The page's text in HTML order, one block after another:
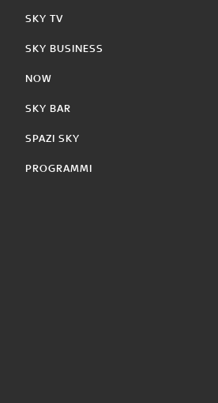
SKY TV
SKY BUSINESS
NOW
SKY BAR
SPAZI SKY
PROGRAMMI